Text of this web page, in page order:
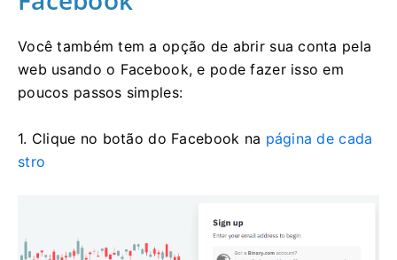
Você também tem a opção de abrir sua conta pela
web usando o Facebook, e pode fazer isso em
poucos passos simples:
1. Clique no botão do Facebook na página de cada
stro